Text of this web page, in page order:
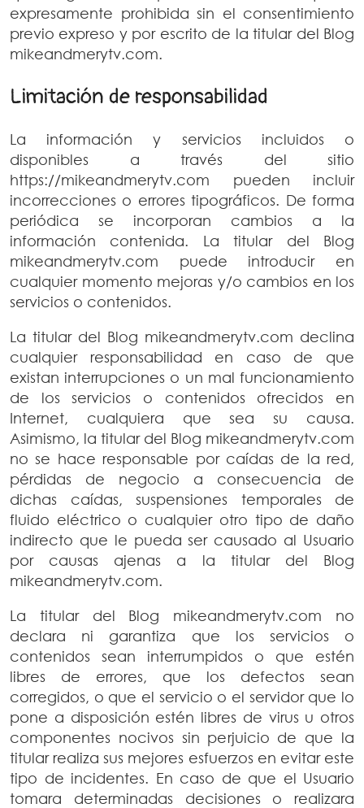
expresamente prohibida sin el consentimiento
previo expreso y por escrito de la titular del Blog
mikeandmerytv.com.
Limitación de responsabilidad
La información y servicios incluidos o
disponibles a través del sitio
https://mikeandmerytv.com pueden incluir
incorrecciones o errores tipográficos. De forma
periódica se incorporan cambios a la
información contenida. La titular del Blog
mikeandmerytv.com puede introducir en
cualquier momento mejoras y/o cambios en los
servicios o contenidos.
La titular del Blog mikeandmerytv.com declina
cualquier responsabilidad en caso de que
existan interrupciones o un mal funcionamiento
de los servicios o contenidos ofrecidos en
Internet, cualquiera que sea su causa.
Asimismo, la titular del Blog mikeandmerytv.com
no se hace responsable por caídas de la red,
pérdidas de negocio a consecuencia de
dichas caídas, suspensiones temporales de
fluido eléctrico o cualquier otro tipo de daño
indirecto que le pueda ser causado al Usuario
por causas ajenas a la titular del Blog
mikeandmerytv.com.
La titular del Blog mikeandmerytv.com no
declara ni garantiza que los servicios o
contenidos sean interrumpidos o que estén
libres de errores, que los defectos sean
corregidos, o que el servicio o el servidor que lo
pone a disposición estén libres de virus u otros
componentes nocivos sin perjuicio de que la
titular realiza sus mejores esfuerzos en evitar este
tipo de incidentes. En caso de que el Usuario
tomara determinadas decisiones o realizara